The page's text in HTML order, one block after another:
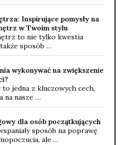
Inspirujące pomysły na
w Twoim stylu
to nie tylko kwestia
sposób …
wykonywać na zwiększenie
to jedna z kluczowych cech,
na nasze …
dla osób początkujących
sposób na poprawę
ale …